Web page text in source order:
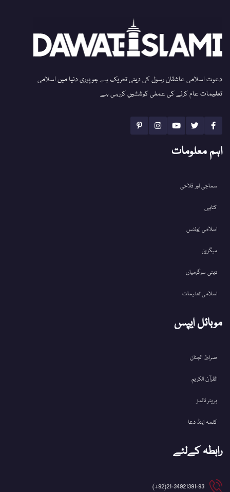
دعوت اسلامی عاشقان رسول کی دینی تحریک ہے جو پوری دنیا میں اسلامی
تعلیمات عام کرنے کی عملی کوششیں کررہی ہے
اہم معلومات
سماجی اور فلاحی
کتابیں
اسلامی ایونٹس
میگزین
دینی سرگرمیاں
اسلامی تعلیمات
موبائل ایپس
صراط الجنان
القرآن الکریم
پریئر ٹائمز
کلمہ اینڈ دعا
رابطہ کےلئے
21-34921391-93(92+)